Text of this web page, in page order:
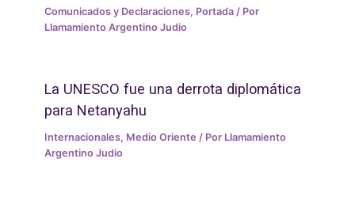
Comunicados y Declaraciones, Portada / Por
Llamamiento Argentino Judio
La UNESCO fue una derrota diplomática
para Netanyahu
Internacionales, Medio Oriente / Por Llamamiento
Argentino Judio